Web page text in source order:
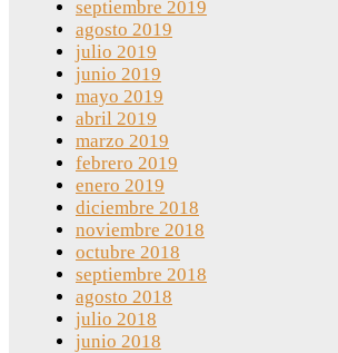
septiembre 2019
agosto 2019
julio 2019
junio 2019
mayo 2019
abril 2019
marzo 2019
febrero 2019
enero 2019
diciembre 2018
noviembre 2018
octubre 2018
septiembre 2018
agosto 2018
julio 2018
junio 2018